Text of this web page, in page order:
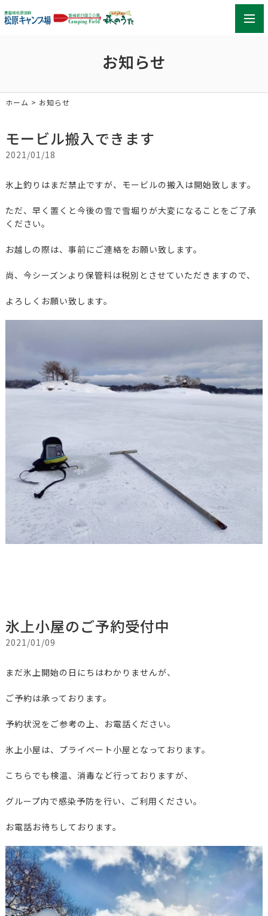
お知らせ
ホーム > お知らせ
モービル搬入できます
2021/01/18
氷上釣りはまだ禁止ですが、モービルの搬入は開始致します。
ただ、早く置くと今後の雪で雪堀りが大変になることをご了承
ください。
お越しの際は、事前にご連絡をお願い致します。
尚、今シーズンより保管料は税別とさせていただきますので、
よろしくお願い致します。
氷上小屋のご予約受付中
2021/01/09
まだ氷上開始の日にちはわかりませんが、
ご予約は承っております。
予約状況をご参考の上、お電話ください。
氷上小屋は、プライぺート小屋となっております。
こちらでも検温、消毒など行っておりますが、
グループ内で感染予防を行い、ご利用ください。
お電話お待ちしております。